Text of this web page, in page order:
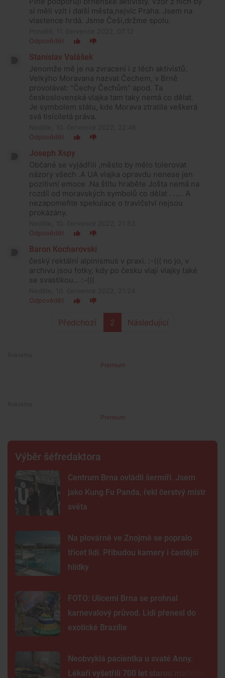
si měli vzít i další města,nejvíc Praha. Jsem na
vlastence hrdá. Jsme Češi,držme spolu.
Odpovědět
Stanislav Valášek
Jenomže mě je na zvracení i z těch aktivistů.
Velkýho Moravana nazvat Čechem, v Brně
provolávat: "Čechy Čechům" apod. Ta
československá vlajka tam taky nemá co dělat.
Je symbolem státu, kde Morava ztratila veškerá
svá tisíciletá práva.
Odpovědět
Joseph Xspy
Občané se vyjádřili ,město by mělo tolerovat
názory všech .A UA vlajka opravdu nenese jen
pozitivní emoce .Na štítu hraběte Jošta nemá na
rozdíl od moravských symbolů co dělat . ..... A
nezapomeňte spekulace o travičství nejsou
prokázány.
Odpovědět
Baron Kocharovski
český rektální alpinismus v praxi. :-((( no jo, v
archivu jsou fotky, kdy po česku vlají vlajky také
se svastikou... :-(((
Odpovědět
Předchozí 2 Následující
Premium
Premium
Výběr šéfredaktora
Centrum Brna ovládli šermíři. Jsem
jako Kung Fu Panda, řekl čerstvý mistr
světa
Na plovárně ve Znojmě se popralo
třicet lidí. Přibudou kamery i častější
hlídky
FOTO: Ulicemi Brna se prohnal
karnevalový průvod. Lidi přenesl do
exotické Brazílie
Neobvyklá pacientka u svaté Anny.
Lékaři vyšetřili 700 let starou madonu